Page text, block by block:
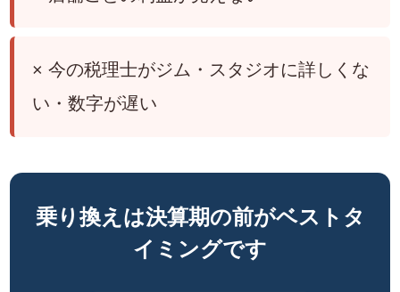
× 今の税理士がジム・スタジオに詳しくな
い・数字が遅い
乗り換えは決算期の前がベストタ
イミングです